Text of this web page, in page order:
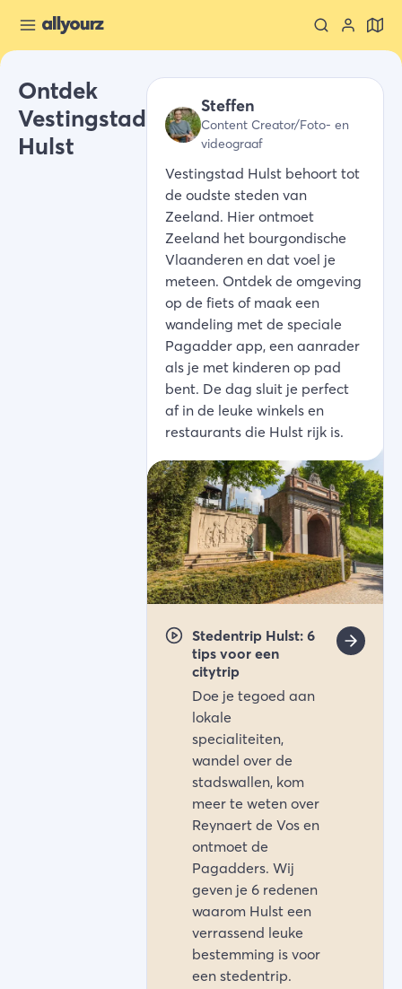
Ontdek
Vestingstad
Hulst
Steffen
Content Creator/Foto- en
videograaf
Vestingstad Hulst behoort tot
de oudste steden van
Zeeland. Hier ontmoet
Zeeland het bourgondische
Vlaanderen en dat voel je
meteen. Ontdek de omgeving
op de fiets of maak een
wandeling met de speciale
Pagadder app, een aanrader
als je met kinderen op pad
bent. De dag sluit je perfect
af in de leuke winkels en
restaurants die Hulst rijk is.
Stedentrip Hulst: 6
tips voor een
citytrip
Doe je tegoed aan
lokale
specialiteiten,
wandel over de
stadswallen, kom
meer te weten over
Reynaert de Vos en
ontmoet de
Pagadders. Wij
geven je 6 redenen
waarom Hulst een
verrassend leuke
bestemming is voor
een stedentrip.